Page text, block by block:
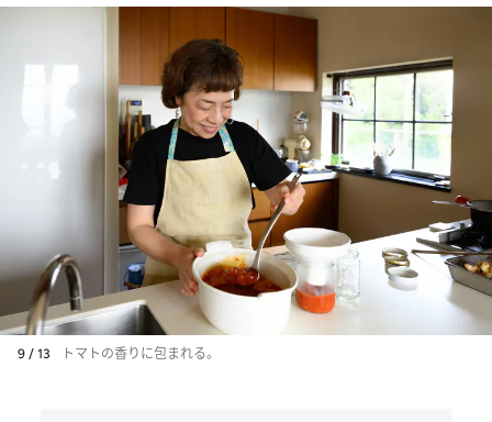
9 / 13 トマトの香りに包まれる。